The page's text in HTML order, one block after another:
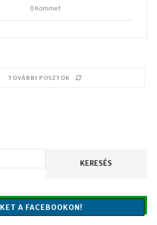
0 Kommet
TOVÁBBI POSZTOK
KERESÉS
A FACEBOOKON!